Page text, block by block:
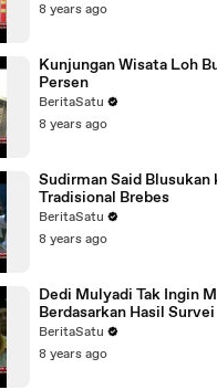
8 years ago
Kunjungan Wisata Loh
Persen
BeritaSatu
8 years ago
Sudirman Said Blusukan
Tradisional Brebes
BeritaSatu
8 years ago
Dedi Mulyadi Tak Ingin
Berdasarkan Hasil Survei
BeritaSatu
8 years ago